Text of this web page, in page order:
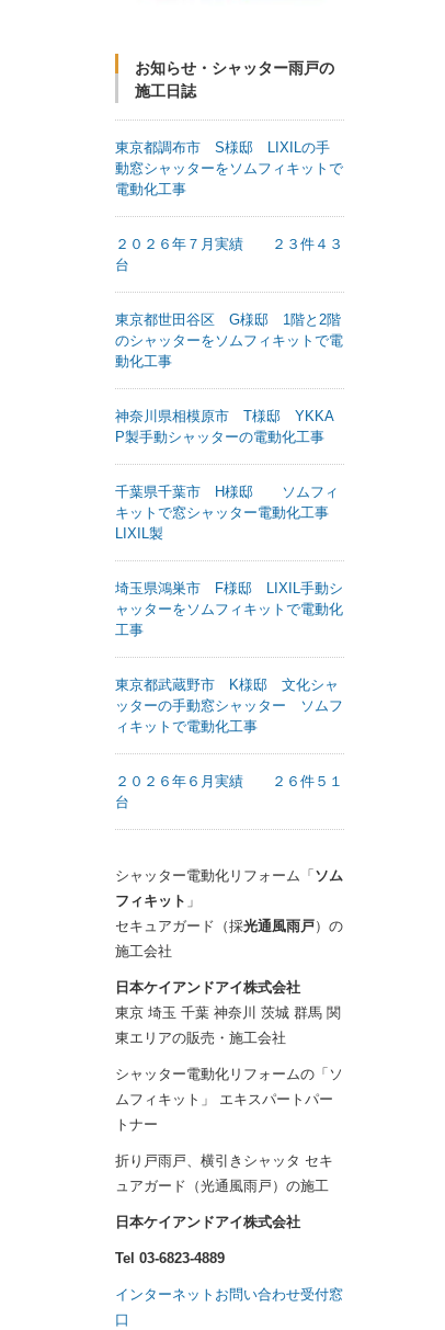
お知らせ・シャッター雨戸の
施工日誌
東京都調布市 S様邸 LIXILの手
動窓シャッターをソムフィキットで
電動化工事
２０２６年７月実績 ２３件４３
台
東京都世田谷区 G様邸 1階と2階
のシャッターをソムフィキットで電
動化工事
神奈川県相模原市 T様邸 YKKA
P製手動シャッターの電動化工事
千葉県千葉市 H様邸 ソムフィ
キットで窓シャッター電動化工事
LIXIL製
埼玉県鴻巣市 F様邸 LIXIL手動シ
ャッターをソムフィキットで電動化
工事
東京都武蔵野市 K様邸 文化シャ
ッターの手動窓シャッター ソムフ
ィキットで電動化工事
２０２６年６月実績 ２６件５１
台
シャッター電動化リフォーム「 ソム
フィキット 」
セキュアガード（採光通風雨戸）の
施工会社
日本ケイアンドアイ株式会社
東京 埼玉 千葉 神奈川 茨城 群馬 関
東エリアの販売・施工会社
シャッター電動化リフォームの「ソ
ムフィキット」 エキスパートパー
トナー
折り戸雨戸、横引きシャッタ セキ
ュアガード（光通風雨戸）の施工
日本ケイアンドアイ株式会社
Tel 03-6823-4889
インターネットお問い合わせ受付窓
口